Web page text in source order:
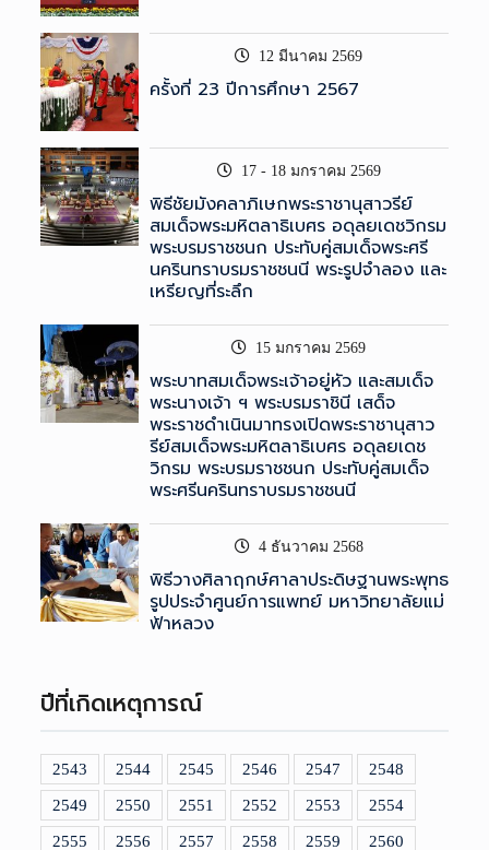
12 มีนาคม 2569
ครั้งที่ 23 ปีการศึกษา 2567
17 - 18 มกราคม 2569
พิธีชัยมังคลาภิเษกพระราชานุสาวรีย์
สมเด็จพระมหิตลาธิเบศร อดุลยเดชวิกรม
พระบรมราชชนก ประทับคู่สมเด็จพระศรี
นครินทราบรมราชชนนี พระรูปจำลอง และ
เหรียญที่ระลึก
15 มกราคม 2569
พระบาทสมเด็จพระเจ้าอยู่หัว และสมเด็จ
พระนางเจ้า ฯ พระบรมราชินี เสด็จ
พระราชดำเนินมาทรงเปิดพระราชานุสาว
รีย์สมเด็จพระมหิตลาธิเบศร อดุลยเดช
วิกรม พระบรมราชชนก ประทับคู่สมเด็จ
พระศรีนครินทราบรมราชชนนี
4 ธันวาคม 2568
พิธีวางศิลาฤกษ์ศาลาประดิษฐานพระพุทธ
รูปประจำศูนย์การแพทย์ มหาวิทยาลัยแม่
ฟ้าหลวง
ปีที่เกิดเหตุการณ์
2543 2544 2545 2546 2547 2548
2549 2550 2551 2552 2553 2554
2555 2556 2557 2558 2559 2560